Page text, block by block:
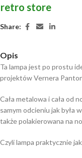
retro store
Share:
Opis
Ta lampa jest po prostu
projektów Vernera
Cała metalowa i cała od
samym odcieniu jak była
także polakierowana na
Czyli lampa praktycznie